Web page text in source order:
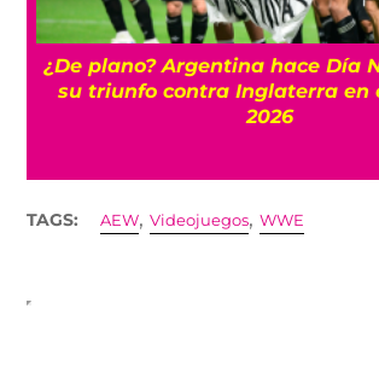
¿De plano? Argentina hace Día
su triunfo contra Inglaterra en
2026
TAGS: AEW,Videojuegos,WWE